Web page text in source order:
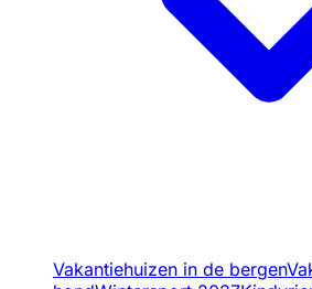
Vakantiehuizen in de bergen